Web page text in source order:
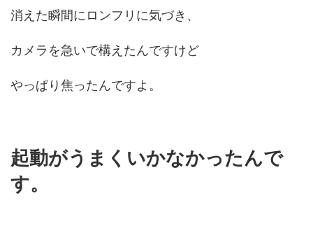
消えた瞬間にロンフリに気づき、
カメラを急いで構えたんですけど
やっぱり焦ったんですよ。
起動がうまくいかなかったんで
す。